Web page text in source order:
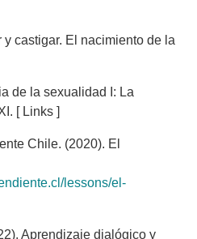
castigar. El nacimiento de la
de la sexualidad I: La
[ Links ]
Chile. (2020). El
lessons/el-
Aprendizaje dialógico y